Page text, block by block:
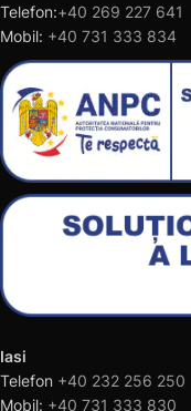
Telefon:+40 269 227 641
Mobil: +40 731 333 834
Iasi
Telefon +40 232 256 250
Mobil: +40 731 333 830